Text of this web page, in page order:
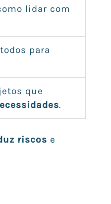
lidar com
para
que
.
riscos e